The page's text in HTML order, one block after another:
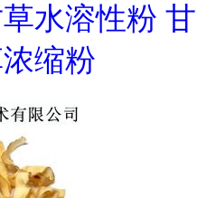
水溶性粉 甘
缩粉